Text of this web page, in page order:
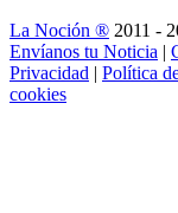
La Noción ® 2011 -
Envíanos tu Noticia |
Privacidad | Política
cookies